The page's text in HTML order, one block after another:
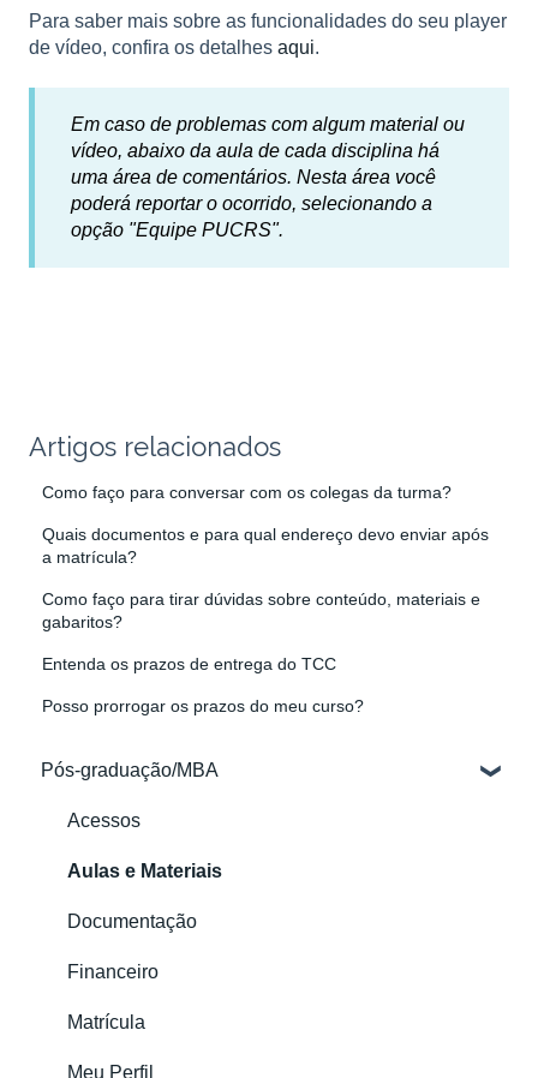
Para saber mais sobre as funcionalidades do seu player
de vídeo, confira os detalhes aqui.
Em caso de problemas com algum material ou
vídeo, abaixo da aula de cada disciplina há
uma área de comentários. Nesta área você
poderá reportar o ocorrido, selecionando a
opção "Equipe PUCRS".
Artigos relacionados
Como faço para conversar com os colegas da turma?
Quais documentos e para qual endereço devo enviar após
a matrícula?
Como faço para tirar dúvidas sobre conteúdo, materiais e
gabaritos?
Entenda os prazos de entrega do TCC
Posso prorrogar os prazos do meu curso?
Pós-graduação/MBA
Acessos
Aulas e Materiais
Documentação
Financeiro
Matrícula
Meu Perfil